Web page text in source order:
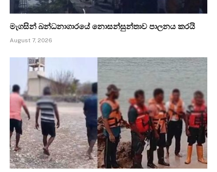
මැගසින් බන්ධනාගාරයේ නොසන්සුන්තාව පාලනය කරයි
August 7, 2026